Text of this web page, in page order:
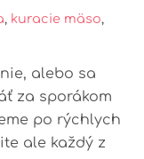
, kuracie mäso,
alebo sa
za sporákom
po rýchlych
ale každý z